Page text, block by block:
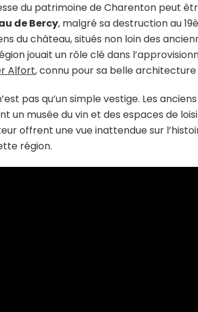
du patrimoine de Charenton peut
de Bercy, malgré sa destruction au
du château, situés non loin des
jouait un rôle clé dans
Alfort, connu pour sa belle
pas qu’un simple vestige. Les
un musée du vin et des espaces de
offrent une vue inattendue sur
région.